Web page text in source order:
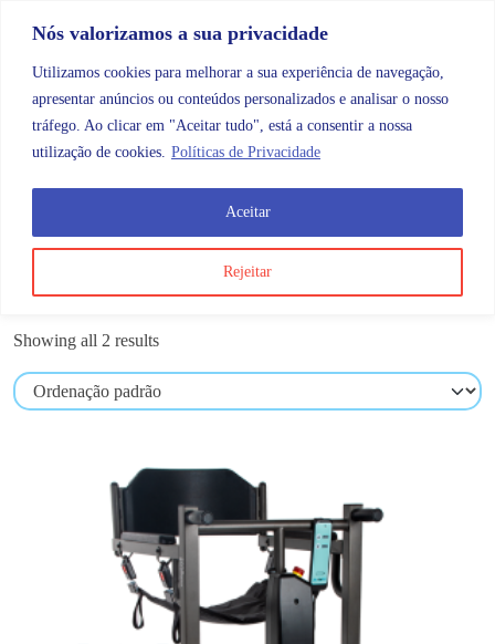
Nós valorizamos a sua privacidade
Utilizamos cookies para melhorar a sua experiência de navegação,
apresentar anúncios ou conteúdos personalizados e analisar o nosso
tráfego. Ao clicar em "Aceitar tudo", está a consentir a nossa
utilização de cookies. Políticas de Privacidade
Rejeitar
Aceitar
Categorias
Transferências
Showing all 2 results